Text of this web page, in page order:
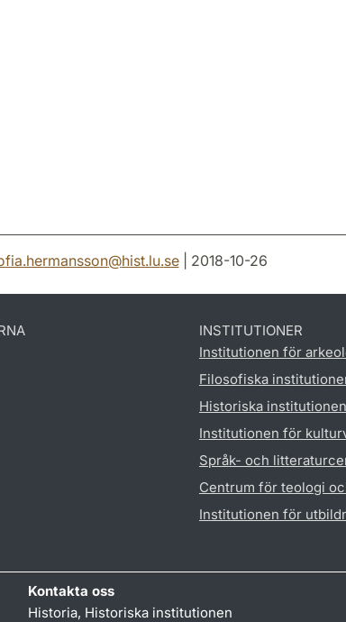
@hist.lu.se| 2018-10-26
INSTITUTIONER
Institutionen för
Filosofiska
Historiska institutionen
Institutionen för
Språk- och
Centrum för teologi
Institutionen för
Kontakta oss
Historia, Historiska institutionen